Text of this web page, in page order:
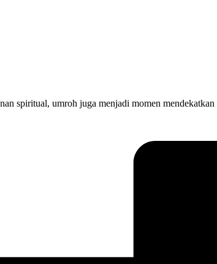
spiritual, umroh juga menjadi momen